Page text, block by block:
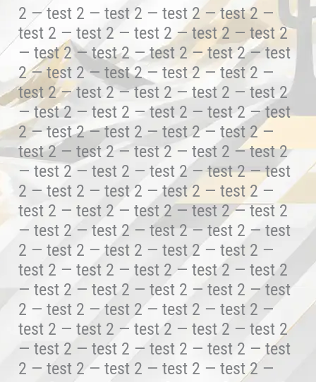
2 — test 2 — test 2 — test 2 — test 2 —
test 2 — test 2 — test 2 — test 2 — test 2
— test 2 — test 2 — test 2 — test 2 — test
2 — test 2 — test 2 — test 2 — test 2 —
test 2 — test 2 — test 2 — test 2 — test 2
— test 2 — test 2 — test 2 — test 2 — test
2 — test 2 — test 2 — test 2 — test 2 —
test 2 — test 2 — test 2 — test 2 — test 2
— test 2 — test 2 — test 2 — test 2 — test
2 — test 2 — test 2 — test 2 — test 2 —
test 2 — test 2 — test 2 — test 2 — test 2
— test 2 — test 2 — test 2 — test 2 — test
2 — test 2 — test 2 — test 2 — test 2 —
test 2 — test 2 — test 2 — test 2 — test 2
— test 2 — test 2 — test 2 — test 2 — test
2 — test 2 — test 2 — test 2 — test 2 —
test 2 — test 2 — test 2 — test 2 — test 2
— test 2 — test 2 — test 2 — test 2 — test
2 — test 2 — test 2 — test 2 — test 2 —